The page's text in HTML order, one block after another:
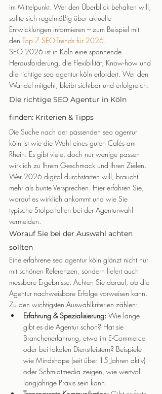
im Mittelpunkt. Wer den Überblick behalten will,
sollte sich regelmäßig über aktuelle
Entwicklungen informieren – zum Beispiel mit
den Top 7 SEO-Trends für 2026.
SEO 2026 ist in Köln eine spannende
Herausforderung, die Flexibilität, Know-how und
die richtige seo agentur köln erfordert. Wer den
Wandel mitgeht, bleibt sichtbar und erfolgreich.
Die richtige SEO Agentur in Köln
finden: Kriterien & Tipps
Die Suche nach der passenden seo agentur
köln ist wie die Wahl eines guten Cafés am
Rhein: Es gibt viele, doch nur wenige passen
wirklich zu Ihrem Geschmack und Ihren Zielen.
Wer 2026 digital durchstarten will, braucht
mehr als bunte Versprechen. Hier erfahren Sie,
worauf es wirklich ankommt und wie Sie
typische Stolperfallen bei der Agenturwahl
vermeiden.
Worauf Sie bei der Auswahl achten
sollten
Eine erfahrene seo agentur köln glänzt nicht nur
mit schönen Referenzen, sondern liefert auch
messbare Ergebnisse. Achten Sie darauf, ob die
Agentur nachweisbare Erfolge vorweisen kann.
Zu den wichtigsten Auswahlkriterien zählen:
Erfahrung & Spezialisierung: Wie lange
gibt es die Agentur schon? Hat sie
Branchenerfahrung, etwa im E-Commerce
oder bei lokalen Dienstleistern? Beispiele
wie Mindshape (seit über 15 Jahren aktiv)
oder Schmidtmedia zeigen, wie wertvoll
langjährige Praxis sein kann.